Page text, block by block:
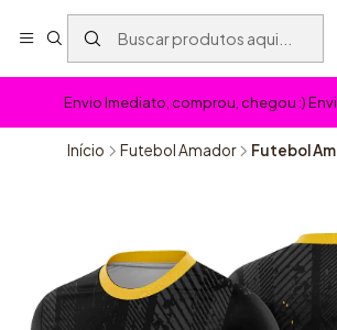
Envio Imediato, comprou, chegou :)
Início Futebol Amador Futebol